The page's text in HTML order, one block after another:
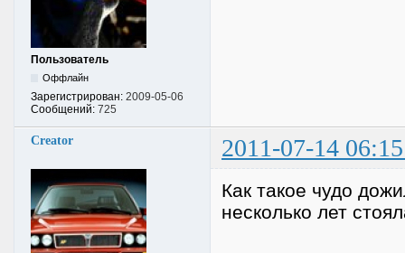
Пользователь
Оффлайн
Зарегистрирован: 2009-05-06
Сообщений: 725
Creator 2011-07-14
Как такое чудо
несколько лет